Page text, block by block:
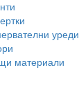
уреди
материали